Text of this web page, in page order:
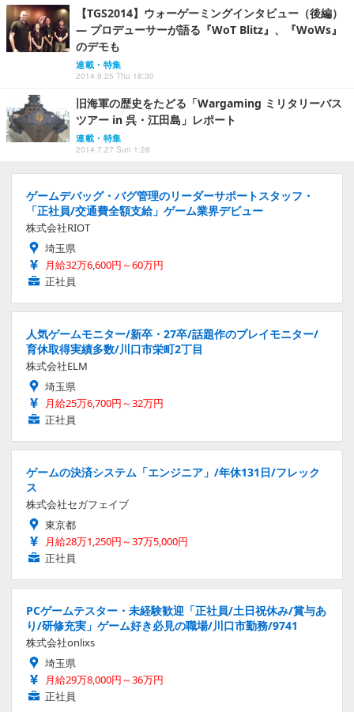
【TGS2014】ウォーゲーミングインタビュー（後編）
― プロデューサーが語る『WoT Blitz』、『WoWs』
のデモも
連載・特集
2014.9.25 Thu 18:30
旧海軍の歴史をたどる「Wargaming ミリタリーバス
ツアー in 呉・江田島」レポート
連載・特集
2014.7.27 Sun 1:28
ゲームデバッグ・バグ管理のリーダーサポートスタッフ・
「正社員/交通費全額支給」ゲーム業界デビュー
株式会社RIOT
埼玉県
月給32万6,600円～60万円
正社員
人気ゲームモニター/新卒・27卒/話題作のプレイモニター/
育休取得実績多数/川口市栄町2丁目
株式会社ELM
埼玉県
月給25万6,700円～32万円
正社員
ゲームの決済システム「エンジニア」/年休131日/フレック
ス
株式会社セガフェイブ
東京都
月給28万1,250円～37万5,000円
正社員
PCゲームテスター・未経験歓迎「正社員/土日祝休み/賞与あ
り/研修充実」ゲーム好き必見の職場/川口市勤務/9741
株式会社onlixs
埼玉県
月給29万8,000円～36万円
正社員